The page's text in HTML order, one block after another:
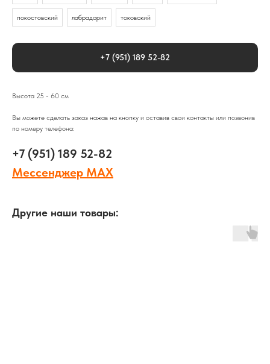
покостовский лабрадорит токовский
+7 (951) 189 52-82
Высота 25 - 60 см
Вы можете сделать заказ нажав на кнопку и оставив свои контакты или позвонив
по номеру телефона:
+7 (951) 189 52-82
Мессенджер MAX
Другие наши товары: